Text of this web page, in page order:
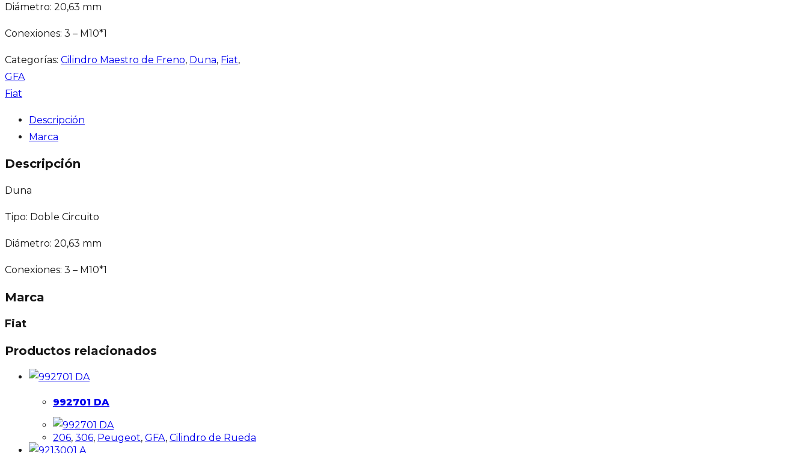
Diámetro: 20,63 mm
Conexiones: 3 – M10*1
Categorías: Cilindro Maestro de Freno, Duna, Fiat,
GFA
Fiat
Descripción
Marca
Descripción
Duna
Tipo: Doble Circuito
Diámetro: 20,63 mm
Conexiones: 3 – M10*1
Marca
Fiat
Productos relacionados
992701 DA
206, 306, Peugeot, GFA, Cilindro de Rueda